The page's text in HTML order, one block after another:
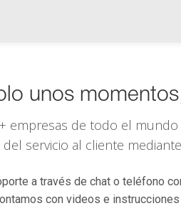
unos
empresas de todo el
servicio al cliente
a través de chat o teléfono
con videos e